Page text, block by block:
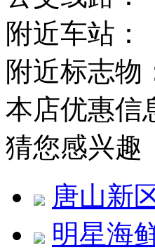
附近车站：
附近标志物
本店优惠信
猜您感兴趣
唐山新
明星海